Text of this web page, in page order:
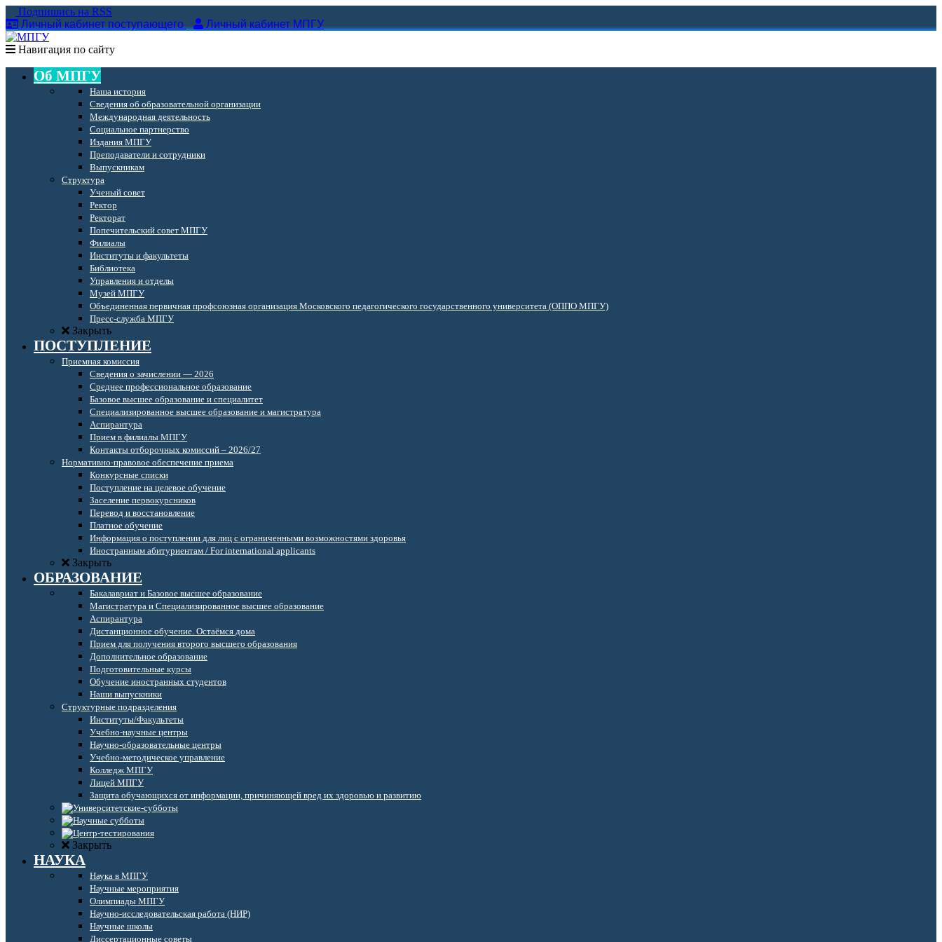
Подпишись на RSS
Личный кабинет поступающего
Личный кабинет МПГУ
Навигация по сайту
Об МПГУ
Наша история
Сведения об образовательной организации
Международная деятельность
Социальное партнерство
Издания МПГУ
Преподаватели и сотрудники
Выпускникам
Структура
Ученый совет
Ректор
Ректорат
Попечительский совет МПГУ
Филиалы
Институты и факультеты
Библиотека
Управления и отделы
Музей МПГУ
Объединенная первичная профсоюзная организация Московского педагогического государственного университета (ОППО МПГУ)
Пресс-служба МПГУ
Закрыть
ПОСТУПЛЕНИЕ
Приемная комиссия
Сведения о зачислении — 2026
Среднее профессиональное образование
Базовое высшее образование и специалитет
Специализированное высшее образование и магистратура
Аспирантура
Прием в филиалы МПГУ
Контакты отборочных комиссий – 2026/27
Нормативно-правовое обеспечение приема
Конкурсные списки
Поступление на целевое обучение
Заселение первокурсников
Перевод и восстановление
Платное обучение
Информация о поступлении для лиц с ограниченными возможностями здоровья
Иностранным абитуриентам / For international applicants
Закрыть
ОБРАЗОВАНИЕ
Бакалавриат и Базовое высшее образование
Магистратура и Специализированное высшее образование
Аспирантура
Дистанционное обучение. Остаёмся дома
Прием для получения второго высшего образования
Дополнительное образование
Подготовительные курсы
Обучение иностранных студентов
Наши выпускники
Структурные подразделения
Институты/Факультеты
Учебно-научные центры
Научно-образовательные центры
Учебно-методическое управление
Колледж МПГУ
Лицей МПГУ
Защита обучающихся от информации, причиняющей вред их здоровью и развитию
Закрыть
НАУКА
Наука в МПГУ
Научные мероприятия
Олимпиады МПГУ
Научно-исследовательская работа (НИР)
Научные школы
Диссертационные советы